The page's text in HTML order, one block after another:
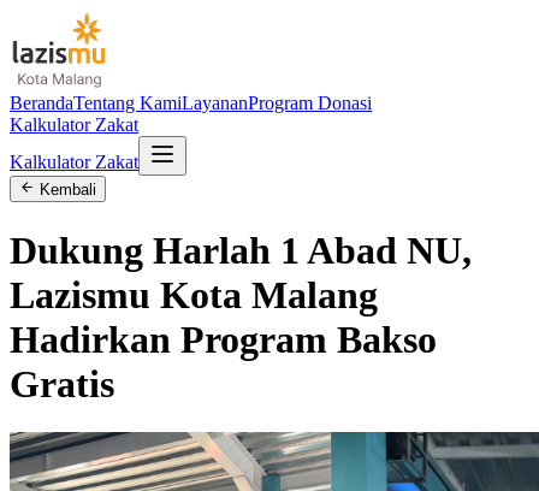
BerandaTentang KamiLayananProgram Donasi
Kalkulator Zakat
Kalkulator Zakat
Kembali
Dukung Harlah 1 Abad NU,
Lazismu Kota Malang
Hadirkan Program Bakso
Gratis